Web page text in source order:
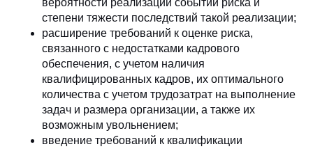
вероятности реализации событий риска и
степени тяжести последствий такой реализации;
расширение требований к оценке риска,
связанного с недостатками кадрового
обеспечения, с учетом наличия
квалифицированных кадров, их оптимального
количества с учетом трудозатрат на выполнение
задач и размера организации, а также их
возможным увольнением;
введение требований к квалификации